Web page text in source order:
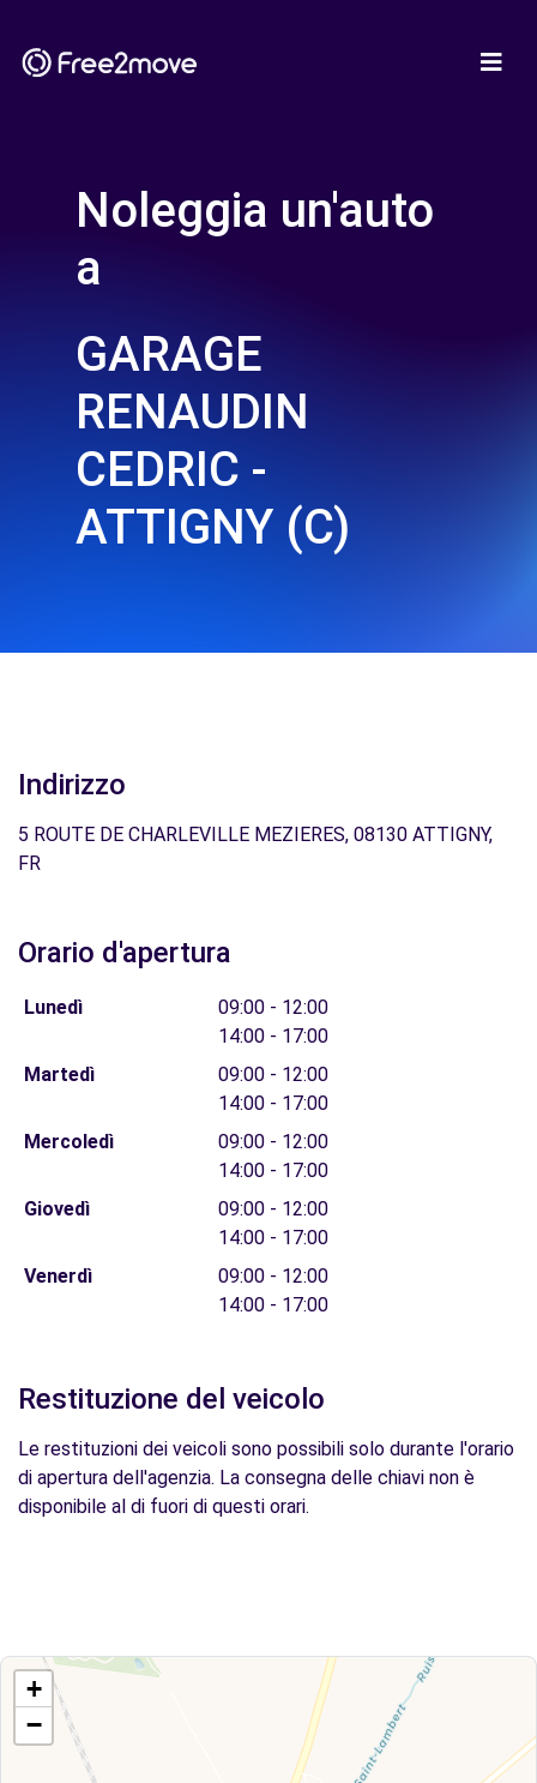
Noleggia un'auto
a
GARAGE
RENAUDIN
CEDRIC -
ATTIGNY (C)
Indirizzo
5 ROUTE DE CHARLEVILLE MEZIERES, 08130 ATTIGNY,
FR
Orario d'apertura
Lunedì
09:00 - 12:00
14:00 - 17:00
Martedì
09:00 - 12:00
14:00 - 17:00
Mercoledì
09:00 - 12:00
14:00 - 17:00
Giovedì
09:00 - 12:00
14:00 - 17:00
Venerdì
09:00 - 12:00
14:00 - 17:00
Restituzione del veicolo
Le restituzioni dei veicoli sono possibili solo durante l'orario
di apertura dell'agenzia. La consegna delle chiavi non è
disponibile al di fuori di questi orari.
+
−